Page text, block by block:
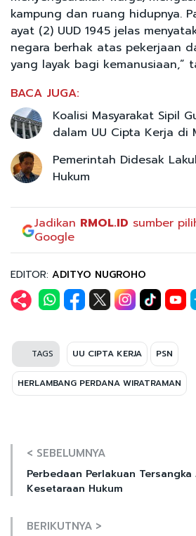
kampung dan ruang hidupnya.
ayat (2) UUD 1945 jelas
negara berhak atas pekerjaan
yang layak bagi kemanusiaan,”
BACA JUGA:
Koalisi Masyarakat Sipil
dalam UU Cipta Kerja di
Pemerintah Didesak
Hukum
Jadikan RMOL.ID sumber
Google
EDITOR: ADITYO NUGROHO
TAGS UU CIPTA KERJA PSN
HERLAMBANG PERDANA WIRATRAMAN
< SEBELUMNYA
Perbedaan Perlakuan Tersangka
Kesetaraan Hukum
BERIKUTNYA >